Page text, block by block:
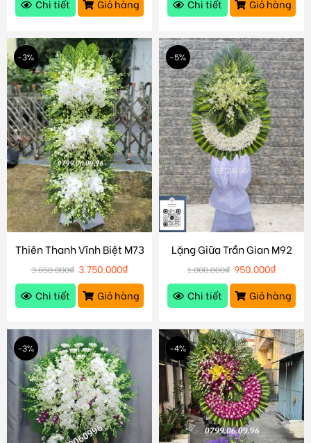
Chi tiết
Giỏ hàng
Chi tiết
Giỏ hàng
-3%
Thiên Thanh Vĩnh Biệt M73
3.850.000₫ 3.750.000₫
Chi tiết
Giỏ hàng
-5%
Lặng Giữa Trần Gian M92
1.000.000₫ 950.000₫
Chi tiết
Giỏ hàng
-3% -4%